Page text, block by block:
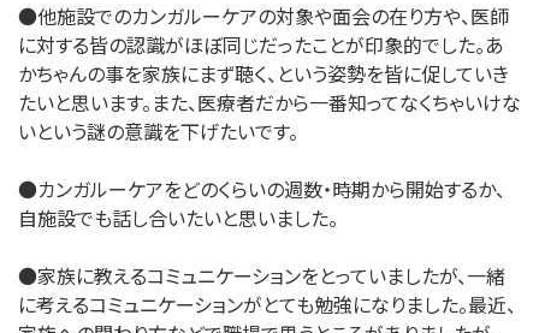
●他施設でのカンガルーケアの対象や面会の在り方や、医師
に対する皆の認識がほぼ同じだったことが印象的でした。あ
かちゃんの事を家族にまず聴く、という姿勢を皆に促していき
たいと思います。また、医療者だから一番知ってなくちゃいけな
いという謎の意識を下げたいです。
●カンガルーケアをどのくらいの週数・時期から開始するか、
自施設でも話し合いたいと思いました。
●家族に教えるコミュニケーションをとっていましたが、一緒
に考えるコミュニケーションがとても勉強になりました。最近、